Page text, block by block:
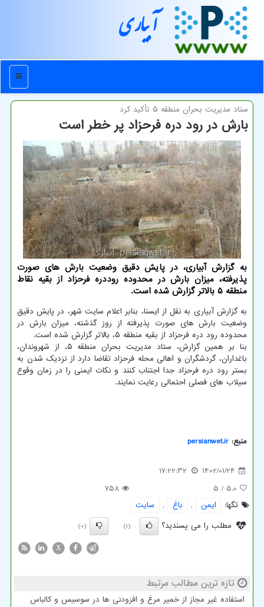
آبیاری
منو
ستاد مدیریت بحران منطقه ۵ تأكید كرد
بارش در رود دره فرحزاد پر خطر است
به گزارش آبیاری، در پایش دقیق وضعیت بارش های صورت
پذیرفته، میزان بارش در محدوده روددره فرحزاد از بقیه نقاط
منطقه ۵ بالاتر گزارش شده است.
به گزارش آبیاری به نقل از ایسنا، بنابر اعلام سایت شهر، در پایش دقیق
وضعیت بارش های صورت پذیرفته از روز گذشته، میزان بارش در
محدوده رود دره فرحزاد از بقیه منطقه ۵، بالاتر گزارش شده است.
بنا بر همین گزارش، ستاد مدیریت بحران منطقه ۵، از شهروندان،
باغداران، گردشگران و اهالی محله فرحزاد تقاضا دارد از نزدیک شدن به
بستر رود دره فرحزاد جدا اجتناب کنند و نکات ایمنی را در زمان وقوع
سیلاب های فصلی احتمالی رعایت نمایند.
منبع: persianwet.ir
1402/01/24
17:22:32
5.0
/ 5
758
تگها:
ایمن , باغ ,
سایت
مطلب را می پسندید؟
(1)
(0)
X
تازه ترین مطالب مرتبط
استفاده غیر مجاز از خمیر مرغ و افزودنی ها در سوسیس و کالباس